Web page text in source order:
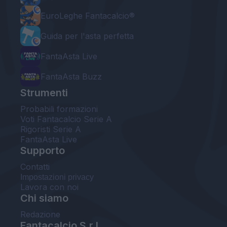
EuroLeghe Fantacalcio®
Guida per l'asta perfetta
FantaAsta Live
FantaAsta Buzz
Strumenti
Probabili formazioni
Voti Fantacalcio Serie A
Rigoristi Serie A
FantaAsta Live
Supporto
Contatti
Impostazioni privacy
Lavora con noi
Chi siamo
Redazione